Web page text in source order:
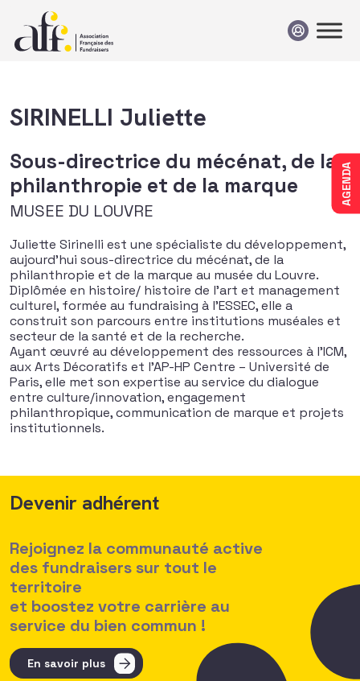
AGENDA
SIRINELLI Juliette
Sous-directrice du mécénat, de la
philanthropie et de la marque
MUSEE DU LOUVRE
Juliette Sirinelli est une spécialiste du développement,
aujourd’hui sous-directrice du mécénat, de la
philanthropie et de la marque au musée du Louvre.
Diplômée en histoire/ histoire de l’art et management
culturel, formée au fundraising à l’ESSEC, elle a
construit son parcours entre institutions muséales et
secteur de la santé et de la recherche.
Ayant œuvré au développement des ressources à l’ICM,
aux Arts Décoratifs et l’AP-HP Centre – Université de
Paris, elle met son expertise au service du dialogue
entre culture/innovation, engagement
philanthropique, communication de marque et projets
institutionnels.
Devenir adhérent
Rejoignez la communauté active
des fundraisers sur tout le
territoire
et boostez votre carrière au
service du bien commun !
En savoir plus